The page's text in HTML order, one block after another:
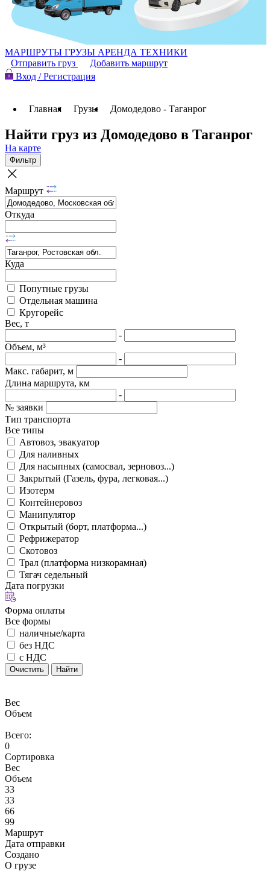
МАРШРУТЫ ГРУЗЫ АРЕНДА ТЕХНИКИ
Отправить груз
Добавить маршрут
Вход / Регистрация
Главная Грузы Домодедово - Таганрог
Найти груз из Домодедово в Таганрог
На карте
Фильтр
Маршрут
Откуда
Куда
Попутные грузы
Отдельная машина
Кругорейс
Вес, т
-
Объем, м³
-
Макс. габарит, м
Длина маршрута, км
-
№ заявки
Тип транспорта
Все типы
Автовоз, эвакуатор
Для наливных
Для насыпных (самосвал, зерновоз...)
Закрытый (Газель, фура, легковая...)
Изотерм
Контейнеровоз
Манипулятор
Открытый (борт, платформа...)
Рефрижератор
Скотовоз
Трал (платформа низкорамная)
Тягач седельный
Дата погрузки
Форма оплаты
Все формы
наличные/карта
без НДС
с НДС
Очистить Найти
Вес
Объем
Всего:
0
Сортировка
Вес
Объем
33
33
66
99
Маршрут
Дата отправки
Создано
О грузе